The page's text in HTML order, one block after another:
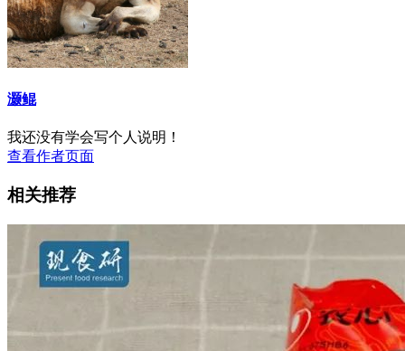
灏鲲
我还没有学会写个人说明！
查看作者页面
相关推荐